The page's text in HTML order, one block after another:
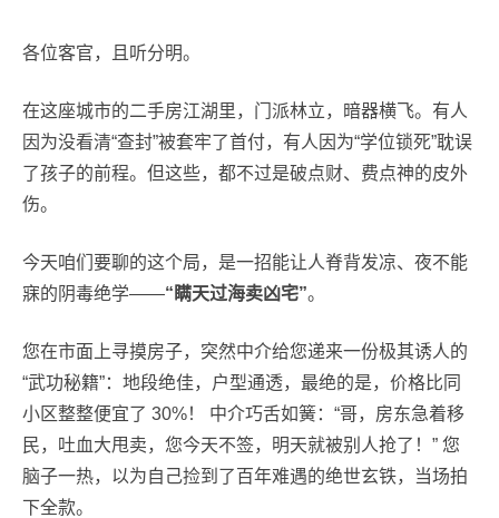
各位客官，且听分明。
在这座城市的二手房江湖里，门派林立，暗器横飞。有人
因为没看清“查封”被套牢了首付，有人因为“学位锁死”耽误
了孩子的前程。但这些，都不过是破点财、费点神的皮外
伤。
今天咱们要聊的这个局，是一招能让人脊背发凉、夜不能
寐的阴毒绝学——“瞒天过海卖凶宅”。
您在市面上寻摸房子，突然中介给您递来一份极其诱人的
“武功秘籍”：地段绝佳，户型通透，最绝的是，价格比同
小区整整便宜了 30%！ 中介巧舌如簧：“哥，房东急着移
民，吐血大甩卖，您今天不签，明天就被别人抢了！” 您
脑子一热，以为自己捡到了百年难遇的绝世玄铁，当场拍
下全款。